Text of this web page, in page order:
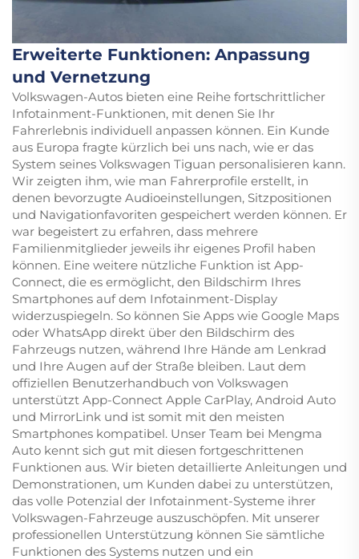
Erweiterte Funktionen: Anpassung
und Vernetzung
Volkswagen-Autos bieten eine Reihe fortschrittlicher
Infotainment-Funktionen, mit denen Sie Ihr
Fahrerlebnis individuell anpassen können. Ein Kunde
aus Europa fragte kürzlich bei uns nach, wie er das
System seines Volkswagen Tiguan personalisieren kann.
Wir zeigten ihm, wie man Fahrerprofile erstellt, in
denen bevorzugte Audioeinstellungen, Sitzpositionen
und Navigationfavoriten gespeichert werden können. Er
war begeistert zu erfahren, dass mehrere
Familienmitglieder jeweils ihr eigenes Profil haben
können. Eine weitere nützliche Funktion ist App-
Connect, die es ermöglicht, den Bildschirm Ihres
Smartphones auf dem Infotainment-Display
widerzuspiegeln. So können Sie Apps wie Google Maps
oder WhatsApp direkt über den Bildschirm des
Fahrzeugs nutzen, während Ihre Hände am Lenkrad
und Ihre Augen auf der Straße bleiben. Laut dem
offiziellen Benutzerhandbuch von Volkswagen
unterstützt App-Connect Apple CarPlay, Android Auto
und MirrorLink und ist somit mit den meisten
Smartphones kompatibel. Unser Team bei Mengma
Auto kennt sich gut mit diesen fortgeschrittenen
Funktionen aus. Wir bieten detaillierte Anleitungen und
Demonstrationen, um Kunden dabei zu unterstützen,
das volle Potenzial der Infotainment-Systeme ihrer
Volkswagen-Fahrzeuge auszuschöpfen. Mit unserer
professionellen Unterstützung können Sie sämtliche
Funktionen des Systems nutzen und ein